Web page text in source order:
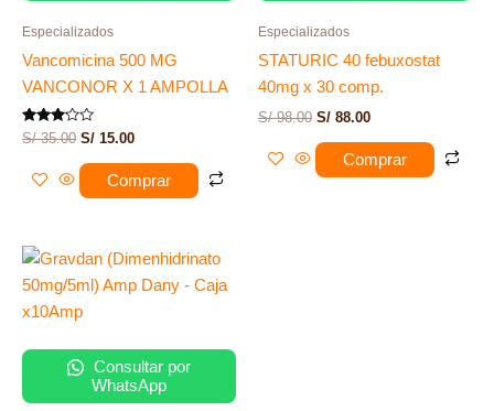
Especializados
Vancomicina 500 MG
VANCONOR X 1 AMPOLLA
Valorado
con
de 5
S/35.00 S/ 15.00
Comprar
Especializados
STATURIC 40 febuxostat
40mg x 30 comp.
S/98.00 S/ 88.00
Comprar
Consultar por
WhatsApp